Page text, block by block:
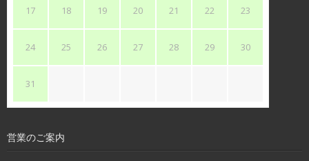
17 18 19 20 21 22 23
24 25 26 27 28 29 30
31
営業のご案内